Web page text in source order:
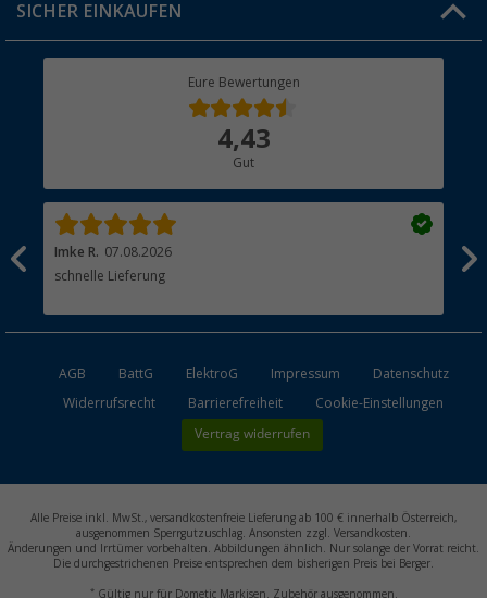
Rücksendung
SICHER EINKAUFEN
Eure Bewertungen
4,43
Gut
Imke R. 07.08.2026
schnelle Lieferung
AGB BattG ElektroG Impressum
Datenschutz
Widerrufsrecht
Barrierefreiheit Cookie-Einstellungen
Vertrag widerrufen
Alle Preise inkl. MwSt., versandkostenfreie Lieferung ab 100 € innerhalb Österreich,
ausgenommen Sperrgutzuschlag. Ansonsten zzgl. Versandkosten.
Änderungen und Irrtümer vorbehalten. Abbildungen ähnlich. Nur solange der Vorrat reicht.
Die durchgestrichenen Preise entsprechen dem bisherigen Preis bei Berger.
*Gültig nur für Dometic Markisen. Zubehör ausgenommen.